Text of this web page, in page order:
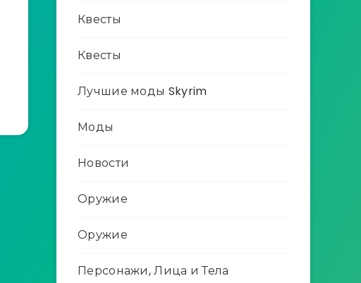
Квесты
Квесты
Лучшие моды Skyrim
Моды
Новости
Оружие
Оружие
Персонажи, Лица и Тела